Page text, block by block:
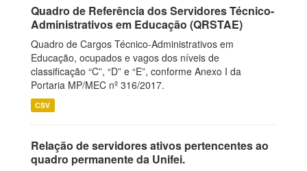
Quadro de Referência dos Servidores Técnico-
Administrativos em Educação (QRSTAE)
Quadro de Cargos Técnico-Administrativos em
Educação, ocupados e vagos dos níveis de
classificação “C”, “D” e “E”, conforme Anexo I da
Portaria MP/MEC nº 316/2017.
CSV
Relação de servidores ativos pertencentes ao
quadro permanente da Unifei.